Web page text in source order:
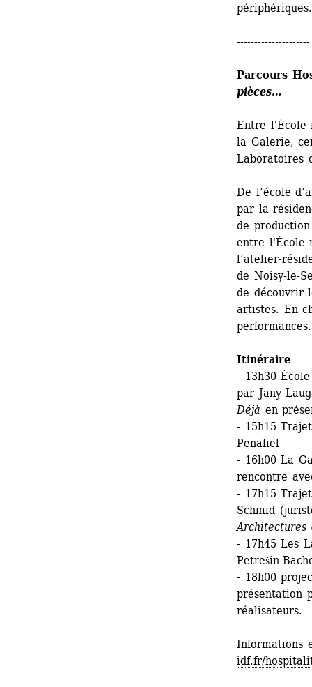
périphériques.
---------------------
Parcours
pièces…
Entre l'École
la Galerie,
Laboratoires
De l’école
par la
de
entre l'École
l’atelier-
de Noisy-le-
de découvrir
artistes. En
performances.
Itinéraire
- 13h30
par Jany
Déjà en
- 15h15
Penafiel
- 16h00 La
rencontre
- 17h15
Schmid
Architectures
- 17h45 Les
Petrešin-
- 18h00
présentation
réalisateurs.
Informations
idf.fr/